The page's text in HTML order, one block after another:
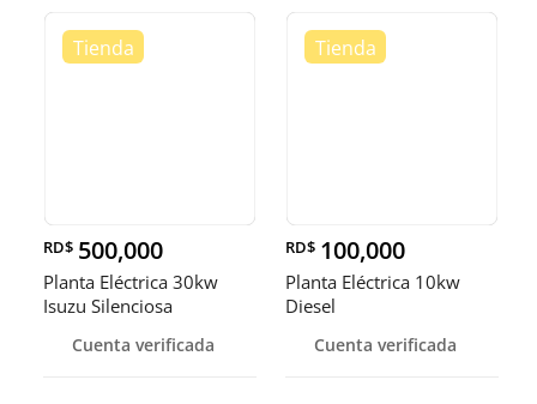
RD$ 500,000
Planta Eléctrica 30kw
Isuzu Silenciosa
Cuenta verificada
RD$ 100,000
Planta Eléctrica 10kw
Diesel
Cuenta verificada